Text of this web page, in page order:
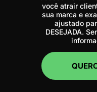
você atrair
sua marca e
ajustado
DESEJADA.